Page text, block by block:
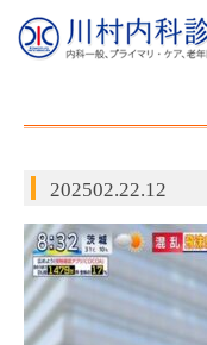
202502.22.12